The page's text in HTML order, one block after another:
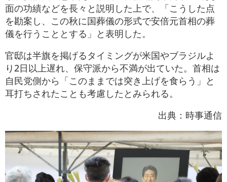
面の功績などを長々と説明した上で、「こうした点
を勘案し、この秋に国葬儀の形式で安倍元首相の葬
儀を行うこととする」と表明した。
官邸は半旗を掲げるタイミングが米国やブラジルよ
り2日以上遅れ、保守派から不満が出ていた。首相は
自民党側から「このままでは突き上げを食らう」と
耳打ちされたことも考慮したとみられる。
出典：時事通信